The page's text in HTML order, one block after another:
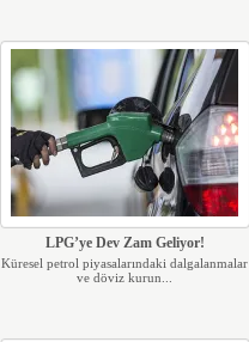
LPG’ye Dev Zam Geliyor!
Küresel petrol piyasalarındaki dalgalanmalar
ve döviz kurun...